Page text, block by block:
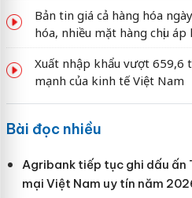
Bản tin giá cả hàng hóa
hóa, nhiều mặt hàng chịu áp
Xuất nhập khẩu vượt 659,6
mạnh của kinh tế Việt Nam
Bài đọc nhiều
Agribank tiếp tục ghi dấu ấn
mại Việt Nam uy tín năm